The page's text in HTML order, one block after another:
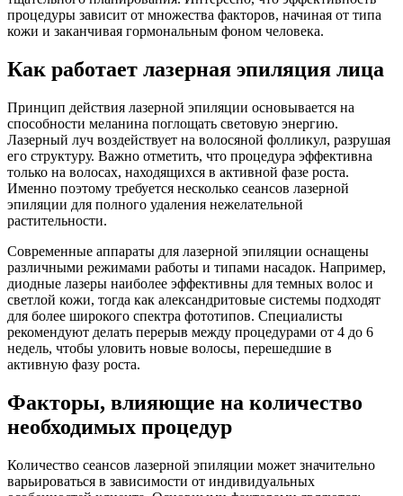
процедуры зависит от множества факторов, начиная от типа
кожи и заканчивая гормональным фоном человека.
Как работает лазерная эпиляция лица
Принцип действия лазерной эпиляции основывается на
способности меланина поглощать световую энергию.
Лазерный луч воздействует на волосяной фолликул, разрушая
его структуру. Важно отметить, что процедура эффективна
только на волосах, находящихся в активной фазе роста.
Именно поэтому требуется несколько сеансов лазерной
эпиляции для полного удаления нежелательной
растительности.
Современные аппараты для лазерной эпиляции оснащены
различными режимами работы и типами насадок. Например,
диодные лазеры наиболее эффективны для темных волос и
светлой кожи, тогда как александритовые системы подходят
для более широкого спектра фототипов. Специалисты
рекомендуют делать перерыв между процедурами от 4 до 6
недель, чтобы уловить новые волосы, перешедшие в
активную фазу роста.
Факторы, влияющие на количество
необходимых процедур
Количество сеансов лазерной эпиляции может значительно
варьироваться в зависимости от индивидуальных